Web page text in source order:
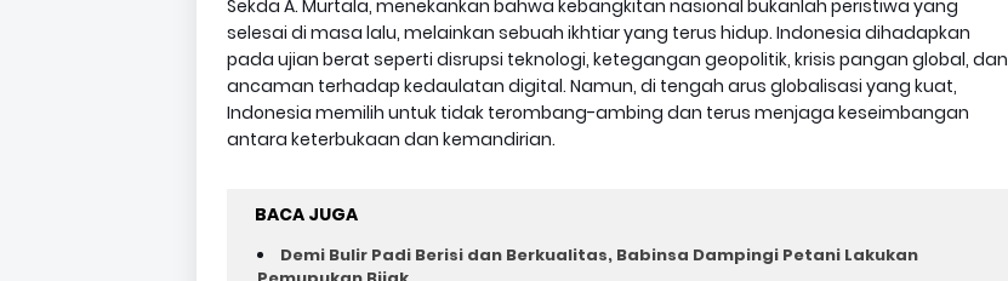
Sekda A. Murtala, menekankan bahwa kebangkitan nasional bukanlah peristiwa yang
selesai di masa lalu, melainkan sebuah ikhtiar yang terus hidup. Indonesia dihadapkan
pada ujian berat seperti disrupsi teknologi, ketegangan geopolitik, krisis pangan global, dan
ancaman terhadap kedaulatan digital. Namun, di tengah arus globalisasi yang kuat,
Indonesia memilih untuk tidak terombang-ambing dan terus menjaga keseimbangan
antara keterbukaan dan kemandirian.
BACA JUGA
Demi Bulir Padi Berisi dan Berkualitas, Babinsa Dampingi Petani Lakukan